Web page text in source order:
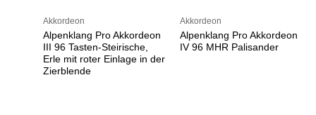
Akkordeon
Alpenklang Pro Akkordeon
III 96 Tasten-Steirische,
Erle mit roter Einlage in der
Zierblende
Akkordeon
Alpenklang Pro Akkordeon
IV 96 MHR Palisander